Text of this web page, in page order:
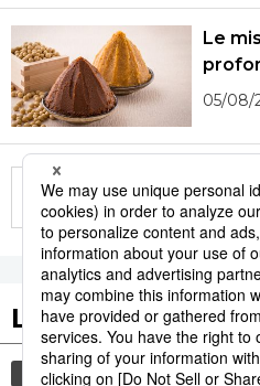
Le
05/08/
More in this
Les tags
culture gastronomie